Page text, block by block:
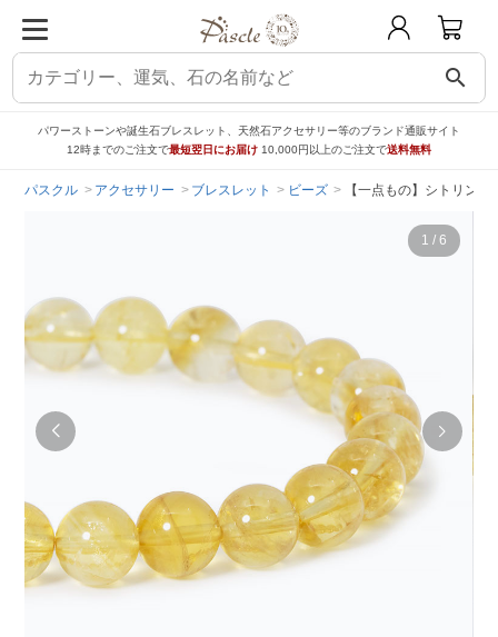
search
パワーストーンや誕生石ブレスレット、天然石アクセサリー等のブランド通販サイト
12時までのご注文で最短翌日にお届け 10,000円以上のご注文で送料無料
パスクル アクセサリー ブレスレット ビーズ 【一点もの】シトリン
1 / 6